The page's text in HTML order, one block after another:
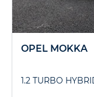
OPEL MOKKA
1.2 TURBO